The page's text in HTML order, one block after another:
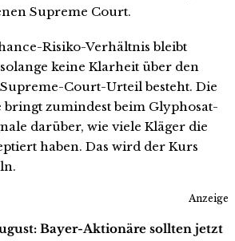
Supreme Court.
Risiko-Verhältnis bleibt
keine Klarheit über den
Court-Urteil besteht. Die
bringt zumindest beim Glyphosat-
darüber, wie viele Kläger die
haben. Das wird der Kurs
Anzeige
Bayer-Aktionäre sollten jetzt